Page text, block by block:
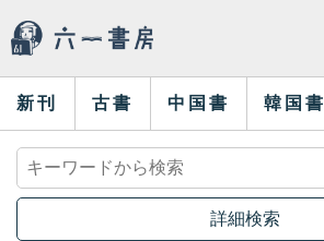
新刊 古書 中国書 韓国書
詳細検索